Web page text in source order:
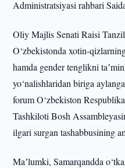
Administratsiyasi rahbari
Oliy Majlis Senati Raisi
O‘zbekistonda xotin-
hamda gender tenglikni
yo‘nalishlaridan biriga
forum O‘zbekiston
Tashkiloti Bosh
ilgari surgan tashabbusining
Maʼlumki, Samarqandda